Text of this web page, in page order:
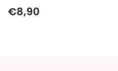
€8,90